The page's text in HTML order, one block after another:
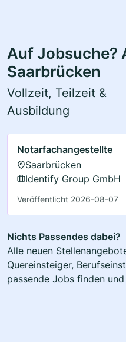
Auf Jobsuche?
Saarbrücken
Vollzeit, Teilzeit &
Ausbildung
Notarfachangestellte
Saarbrücken
Identify Group GmbH
Veröffentlicht 2026-08-07
Nichts Passendes dabei?
Alle neuen
Quereinsteiger,
passende Jobs finden